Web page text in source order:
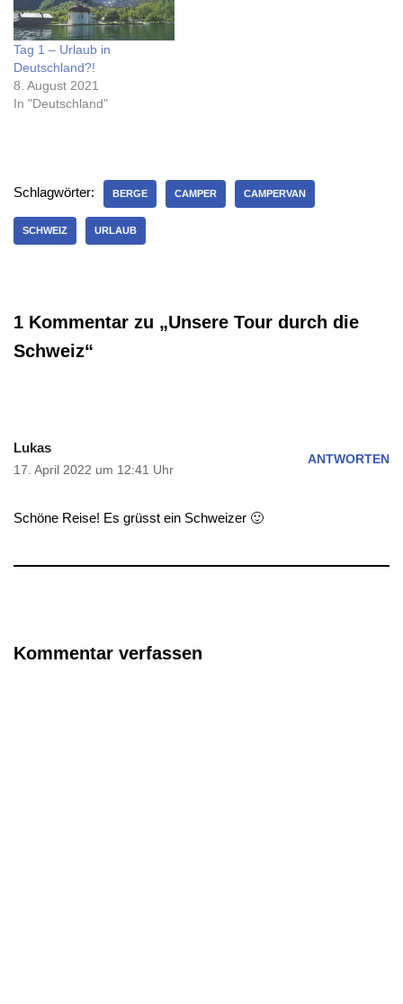
Tag 1 – Urlaub in
Deutschland?!
8. August 2021
In "Deutschland"
Schlagwörter: BERGE CAMPER CAMPERVAN
SCHWEIZ URLAUB
1 Kommentar zu „Unsere Tour durch die
Schweiz“
Lukas
17. April 2022 um 12:41 Uhr
ANTWORTEN
Schöne Reise! Es grüsst ein Schweizer 🙂
Kommentar verfassen